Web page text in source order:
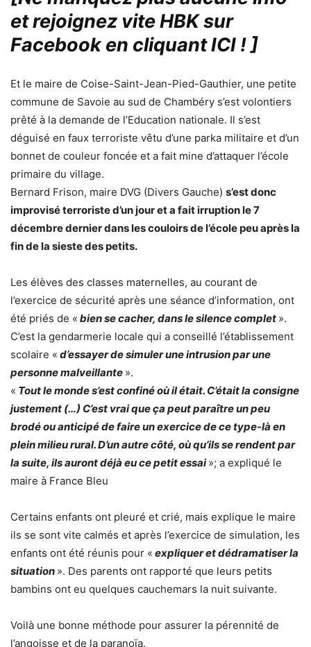
et rejoignez vite HBK sur
Facebook en cliquant ICI !]
Et le maire de Coise-Saint-Jean-Pied-Gauthier, une petite
commune de Savoie au sud de Chambéry s’est volontiers
prêté à la demande de l’Education nationale. Il s’est
déguisé en faux terroriste vêtu d’une parka militaire et d’un
bonnet de couleur foncée et a fait mine d’attaquer l’école
primaire du village.
Bernard Frison, maire DVG (Divers Gauche) s’est donc
improvisé terroriste d’un jour et a fait irruption le 7
décembre dernier dans les couloirs de l’école peu après la
fin de la sieste des petits.
Les élèves des classes maternelles, au courant de
l’exercice de sécurité après une séance d’information, ont
été priés de « bien se cacher, dans le silence complet ».
C’est la gendarmerie locale qui a conseillé l’établissement
scolaire « d’essayer de simuler une intrusion par une
personne malveillante ».
« Tout le monde s’est confiné où il était. C’était la consigne
justement (…) C’est vrai que ça peut paraître un peu
brodé ou anticipé de faire un exercice de ce type-là en
plein milieu rural. D’un autre côté, où qu’ils se rendent par
la suite, ils auront déjà eu ce petit essai »; a expliqué le
maire à France Bleu
Certains enfants ont pleuré et crié, mais explique le maire
ils se sont vite calmés et après l’exercice de simulation, les
enfants ont été réunis pour « expliquer et dédramatiser la
situation ». Des parents ont rapporté que leurs petits
bambins ont eu quelques cauchemars la nuit suivante.
Voilà une bonne méthode pour assurer la pérennité de
l’angoisse et de la paranoïa.